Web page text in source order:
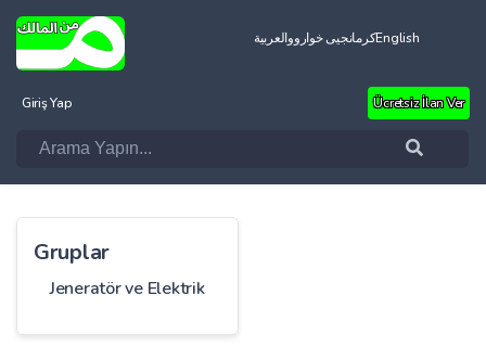
العربيةکرمانجیی خوارووEnglish
Giriş Yap Ücretsiz İlan Ver
Gruplar
Jeneratör ve Elektrik